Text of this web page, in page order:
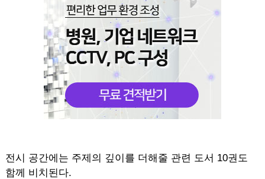
전시 공간에는 주제의 깊이를 더해줄 관련 도서 10권도
함께 비치된다.